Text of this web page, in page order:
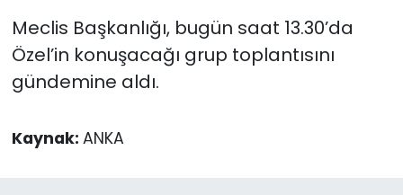
Meclis Başkanlığı, bugün saat 13.30’da
Özel’in konuşacağı grup toplantısını
gündemine aldı.
Kaynak: ANKA